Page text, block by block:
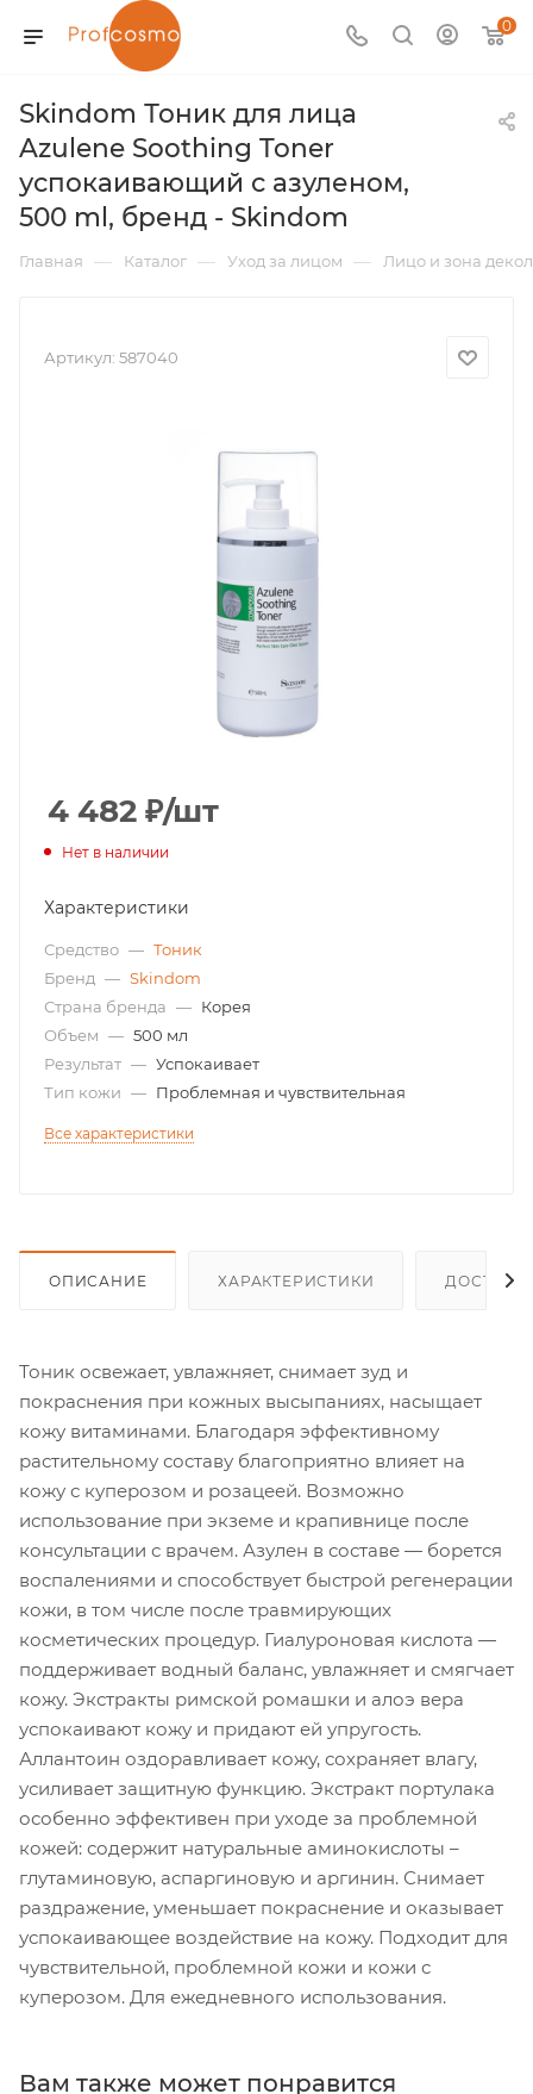
0
Skindom Тоник для лица
Azulene Soothing Toner
успокаивающий с азуленом,
500 ml, бренд - Skindom
Главная — Каталог — Уход за лицом — Лицо и зона
Артикул: 587040
4 482 ₽/шт
Нет в наличии
Характеристики
Средство — Тоник
Бренд — Skindom
Страна бренда — Корея
Объем — 500 мл
Результат — Успокаивает
Тип кожи — Проблемная и чувствительная
Все характеристики
ОПИСАНИЕ ХАРАКТЕРИСТИКИ
Тоник освежает, увлажняет, снимает зуд и
покраснения при кожных высыпаниях, насыщает
кожу витаминами. Благодаря эффективному
растительному составу благоприятно влияет на
кожу с куперозом и розацеей. Возможно
использование при экземе и крапивнице после
консультации с врачем. Азулен в составе — борется
воспалениями и способствует быстрой регенерации
кожи, в том числе после травмирующих
косметических процедур. Гиалуроновая кислота —
поддерживает водный баланс, увлажняет и смягчает
кожу. Экстракты римской ромашки и алоэ вера
успокаивают кожу и придают ей упругость.
Аллантоин оздоравливает кожу, сохраняет влагу,
усиливает защитную функцию. Экстракт портулака
особенно эффективен при уходе за проблемной
кожей: содержит натуральные аминокислоты –
глутаминовую, аспаргиновую и аргинин. Снимает
раздражение, уменьшает покраснение и оказывает
успокаивающее воздействие на кожу. Подходит для
чувствительной, проблемной кожи и кожи с
куперозом. Для ежедневного использования.
Вам также может понравится